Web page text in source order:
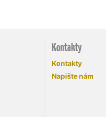
Kontakty
Kontakty
Napište nám